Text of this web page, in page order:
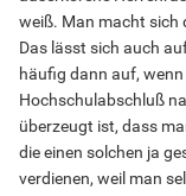
weiß. Man macht sich
Das lässt sich auch
häufig dann auf,
Hochschulabschluß
überzeugt ist, dass
die einen solchen ja
verdienen, weil man